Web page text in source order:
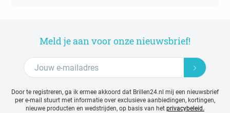
Meld je aan voor onze nieuwsbrief!
Door te registreren, ga ik ermee akkoord dat Brillen24.nl mij een nieuwsbrief
per e-mail stuurt met informatie over exclusieve aanbiedingen, kortingen,
nieuwe producten en wedstrijden, op basis van het privacybeleid.